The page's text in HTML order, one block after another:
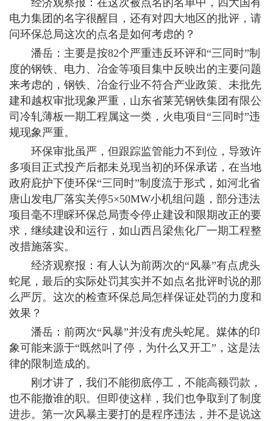
经济观察报：在这次被点名的名单中，四大国有
电力集团的名字很醒目，还有对四大地区的批评，请
问环保总局这次的点名是如何考虑的？
潘岳：主要是按82个严重违反环评和“三同时”制
度的钢铁、电力、冶金等项目集中反映出的主要问题
来考虑的，钢铁、冶金行业不符合产业政策、未批先
建和越权审批现象严重，山东省莱芜钢铁集团有限公
司冷轧薄板一期工程属这一类，火电项目“三同时”违
规现象严重。
环保审批虽严，但跟踪监管能力不到位，导致许
多项目正式投产后都未兑现当初的环保承诺，在当地
政府庇护下使环保“三同时”制度流于形式，如河北省
唐山发电厂落实关停5×50MW小机组问题，部分违法
项目毫不理睬环保总局责令停止建设和限期改正的要
求，继续建设和运行，如山西吕梁焦化厂一期工程整
改措施落实。
经济观察报：有人认为前两次的“风暴”有点虎头
蛇尾，最后的实际处罚其实并不如点名批评时说的那
么严厉。这次的检查环保总局怎样保证处罚的力度和
效果？
潘岳：前两次“风暴”并没有虎头蛇尾。媒体的印
象可能来源于“既然叫了停，为什么又开工”，这是法
律的限制造成的。
刚才讲了，我们不能彻底停工，不能高额罚款，
也不能撤谁的职。但即使这样，我们也争取到了制度
进步。第一次风暴主要打的是程序违法，并不是说这